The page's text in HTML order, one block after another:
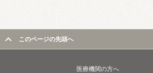
このページの先頭へ
医療機関の方へ